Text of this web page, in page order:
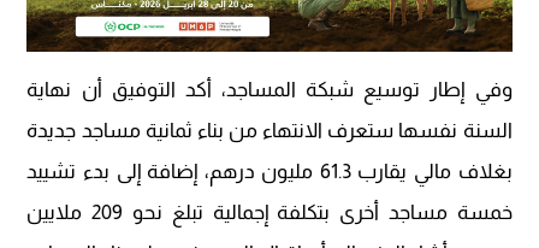
وفي إطار توسيع شبكة المساجد، أكد التوفيق أن نهاية
السنة نفسها ستعرف الانتهاء من بناء ثمانية مساجد جديدة
بغلاف مالي يقارب 61.3 مليون درهم، إضافة إلى بدء تشييد
خمسة مساجد أخرى بتكلفة إجمالية تبلغ نحو 209 ملايين